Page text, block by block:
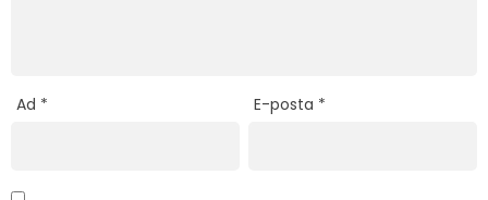
Ad * E-posta *